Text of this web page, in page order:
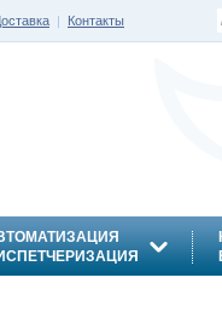
| Контакты